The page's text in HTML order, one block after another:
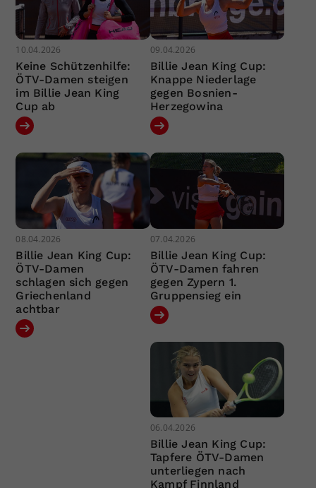
10.04.2026
Keine Schützenhilfe:
ÖTV-Damen steigen
im Billie Jean King
Cup ab
09.04.2026
Billie Jean King Cup:
Knappe Niederlage
gegen Bosnien-
Herzegowina
08.04.2026
Billie Jean King Cup:
ÖTV-Damen
schlagen sich gegen
Griechenland
achtbar
07.04.2026
Billie Jean King Cup:
ÖTV-Damen fahren
gegen Zypern 1.
Gruppensieg ein
06.04.2026
Billie Jean King Cup:
Tapfere ÖTV-Damen
unterliegen nach
Kampf Finnland